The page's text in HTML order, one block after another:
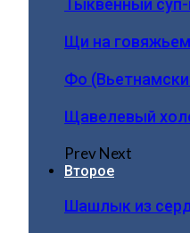
Тыквенный
Щи на говяжьем
Фо
Щавелевый
PrevNext
Второе
Шашлык из